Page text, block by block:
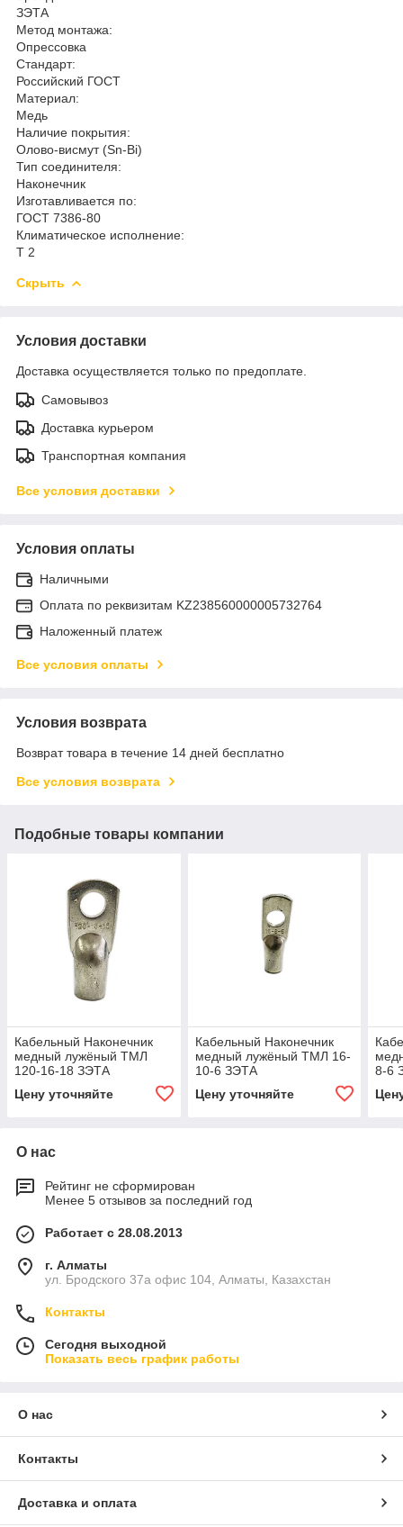
ЗЭТА
Метод монтажа:
Опрессовка
Стандарт:
Российский ГОСТ
Материал:
Медь
Наличие покрытия:
Олово-висмут (Sn-Bi)
Тип соединителя:
Наконечник
Изготавливается по:
ГОСТ 7386-80
Климатическое исполнение:
Т 2
Скрыть
Условия доставки
Доставка осуществляется только по предоплате.
Самовывоз
Доставка курьером
Транспортная компания
Все условия доставки
Условия оплаты
Наличными
Оплата по реквизитам KZ238560000005732764
Наложенный платеж
Все условия оплаты
Условия возврата
Возврат товара в течение 14 дней бесплатно
Все условия возврата
Подобные товары компании
Кабельный Наконечник
медный лужёный ТМЛ
120-16-18 ЗЭТА
Цену уточняйте
Кабельный Наконечник
медный лужёный ТМЛ 16-
10-6 ЗЭТА
Цену уточняйте
8-6
О нас
Рейтинг не сформирован
Менее 5 отзывов за последний год
Работает с 28.08.2013
г. Алматы
ул. Бродского 37а офис 104, Алматы, Казахстан
Контакты
Сегодня выходной
Показать весь график работы
О нас
Контакты
Доставка и оплата